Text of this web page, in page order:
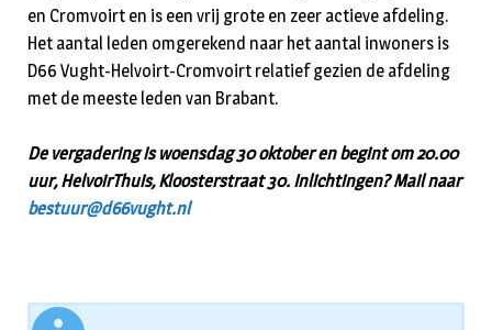
en Cromvoirt en is een vrij grote en zeer actieve afdeling.
Het aantal leden omgerekend naar het aantal inwoners is
D66 Vught-Helvoirt-Cromvoirt relatief gezien de afdeling
met de meeste leden van Brabant.
De vergadering is woensdag 30 oktober en begint om 20.00
uur, HelvoirThuis, Kloosterstraat 30. Inlichtingen? Mail naar
bestuur@d66vught.nl